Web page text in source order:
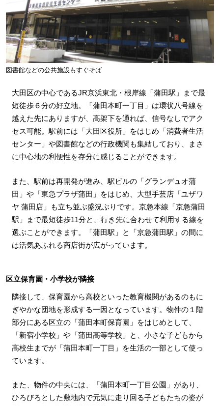
図書館などの公共施設もすぐそば
大田区の中心であるJR京浜東北・根岸線「蒲田駅」まで最
短徒歩６分の好立地。「蒲田本町一丁目」は環状八号線を
越えた先にありますが、高架下を通れば、信号なしでアク
セス可能。駅前には「大田区役所」をはじめ「消費者生活
センター」や図書館などの行政機関も集結しており、まさ
に中心地の利便性を存分に感じることができます。
また、駅前は再開発が進み、駅ビルの「グランデュオ蒲
田」や「東急プラザ蒲田」をはじめ、大型手芸店「ユザワ
ヤ 蒲田店」も立ち並ぶ盛況ぶりです。京急本線「京急蒲田
駅」まで最短徒歩11分と、行き先に合わせて利用する線を
選ぶことができます。「蒲田駅」と「京急蒲田駅」の間に
は活気あふれる商店街が広がっています。
区立保育園・小学校が隣接
隣接して、保育園から高校といった教育機関があるのもに
ぎやかな団地を形成する一因となっています。物件の１階
部分にある区立の「蒲田本町保育園」をはじめとして、
「新宿小学校」や「蒲田高等学校」と、小さな子どもから
高校生までが「蒲田本町一丁目」を生活の一部として使っ
ています。
また、物件の中央には、「蒲田本町一丁目公園」があり、
ひろびろとした敷地内で元気に走り回る子どもたちの姿が